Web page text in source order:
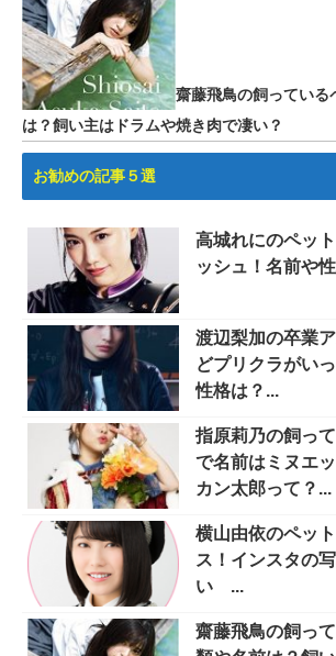
齋藤飛鳥の飼っている
は？飼い主はドラムや焼き肉で凄い？
お勧めの記事５選
高城れにのペッ
ッシュ！名前や
渡辺梨加の卒業
どプリクラがい
性格は？...
指原莉乃の飼っ
で名前はミヌエ
カン太郎って？...
横山由依のペッ
ス！インスタの
い ...
齋藤飛鳥の飼っ